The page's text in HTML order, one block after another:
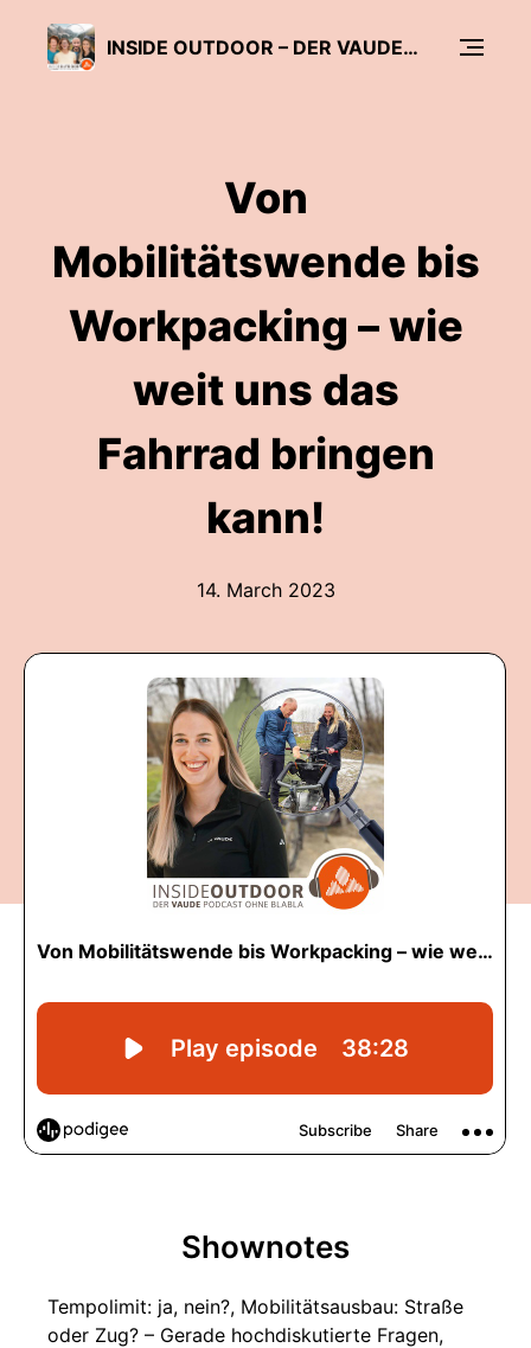
INSIDE OUTDOOR – DER VAUDE PODCAST OHNE BLABLA
Von
Mobilitätswende bis
Workpacking – wie
weit uns das
Fahrrad bringen
kann!
14. March 2023
Shownotes
Tempolimit: ja, nein?, Mobilitätsausbau: Straße
oder Zug? – Gerade hochdiskutierte Fragen,